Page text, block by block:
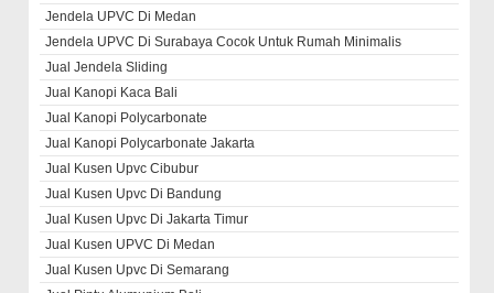
Jendela UPVC Di Medan
Jendela UPVC Di Surabaya Cocok Untuk Rumah Minimalis
Jual Jendela Sliding
Jual Kanopi Kaca Bali
Jual Kanopi Polycarbonate
Jual Kanopi Polycarbonate Jakarta
Jual Kusen Upvc Cibubur
Jual Kusen Upvc Di Bandung
Jual Kusen Upvc Di Jakarta Timur
Jual Kusen UPVC Di Medan
Jual Kusen Upvc Di Semarang